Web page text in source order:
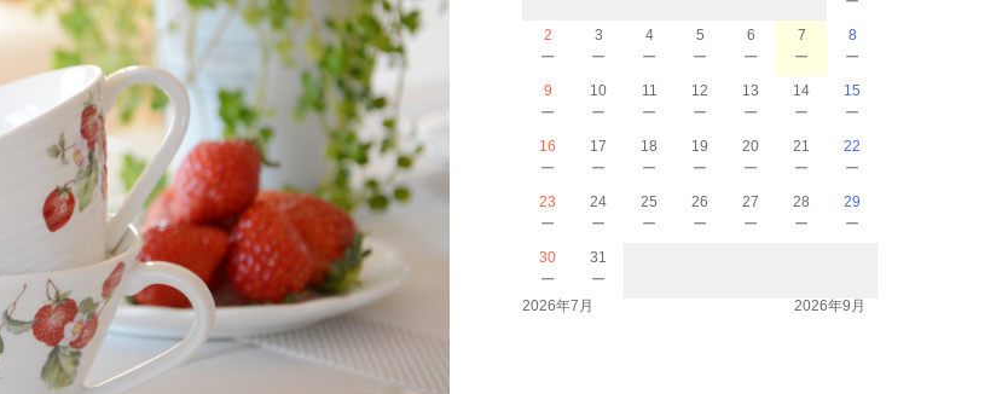
2
－
3
－
4
－
5
－
6
－
7
－
8
－
9
－
10
－
11
－
12
－
13
－
14
－
15
－
16
－
17
－
18
－
19
－
20
－
21
－
22
－
23
－
24
－
25
－
26
－
27
－
28
－
29
－
30
－
31
－
2026年7月 2026年9月